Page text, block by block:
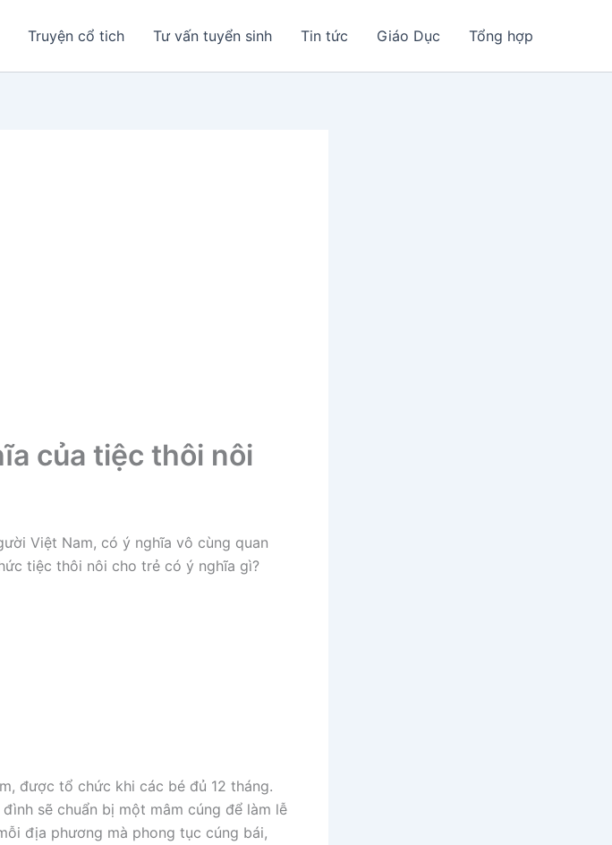
Truyện cổ tich Tư vấn tuyển sinh Tin tức Giáo Dục Tổng hợp
của tiệc thôi nôi
Việt Nam, có ý nghĩa vô cùng quan
tiệc thôi nôi cho trẻ có ý nghĩa gì?
được tổ chức khi các bé đủ 12 tháng.
sẽ chuẩn bị một mâm cúng để làm lễ
địa phương mà phong tục cúng bái,